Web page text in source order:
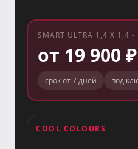
SMART ULTRA 1,4 X
от 19 900 ₽
срок от 7 дней под
COOL COLOURS